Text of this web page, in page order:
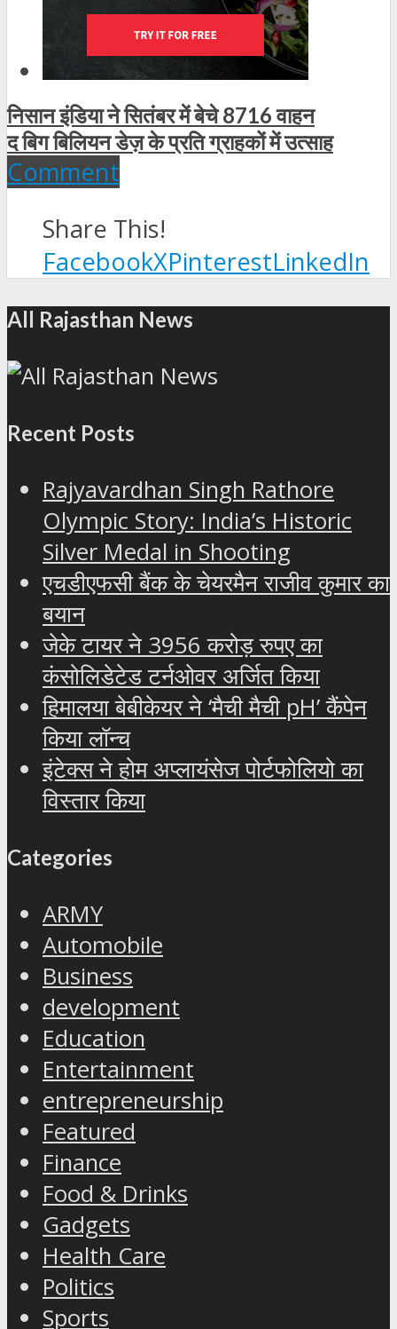
निसान इंडिया ने सितंबर में बेचे 8716 वाहन
द बिग बिलियन डेज़ के प्रति ग्राहकों में उत्‍साह
Comment
Share This!
FacebookXPinterestLinkedIn
All Rajasthan News
Recent Posts
Rajyavardhan Singh Rathore
Olympic Story: India’s Historic
Silver Medal in Shooting
एचडीएफसी बैंक के चेयरमैन राजीव कुमार का
बयान
जेके टायर ने 3956 करोड़ रुपए का
कंसोलिडेटेड टर्नओवर अर्जित किया
हिमालया बेबीकेयर ने ‘मैची मैची pH’ कैंपेन
किया लॉन्च
इंटेक्स ने होम अप्लायंसेज पोर्टफोलियो का
विस्तार किया
Categories
ARMY
Automobile
Business
development
Education
Entertainment
entrepreneurship
Featured
Finance
Food & Drinks
Gadgets
Health Care
Politics
Sports